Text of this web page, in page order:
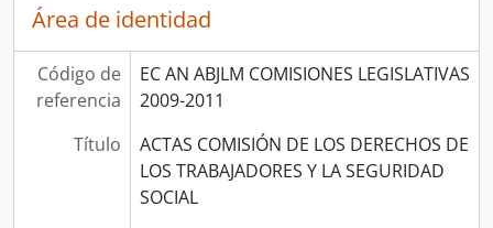
Área de identidad
Código de
referencia
EC AN ABJLM COMISIONES LEGISLATIVAS
2009-2011
Título
ACTAS COMISIÓN DE LOS DERECHOS DE
LOS TRABAJADORES Y LA SEGURIDAD
SOCIAL